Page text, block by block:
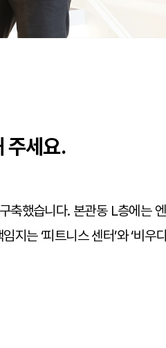
주세요.
했습니다. 본관동 L층에는
는 ‘피트니스 센터’와 ‘비우